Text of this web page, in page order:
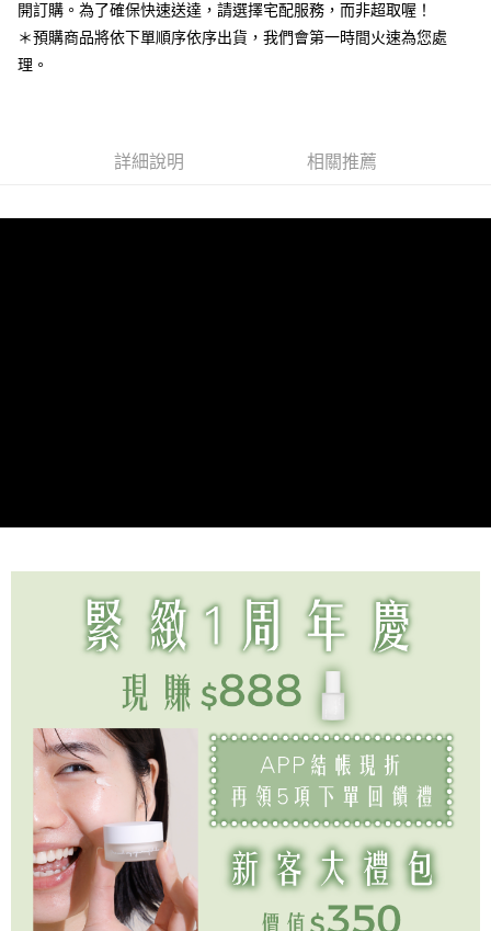
開訂購。為了確保快速送達，請選擇宅配服務，而非超取喔！
＊預購商品將依下單順序依序出貨，我們會第一時間火速為您處
理。
詳細說明 相關推薦